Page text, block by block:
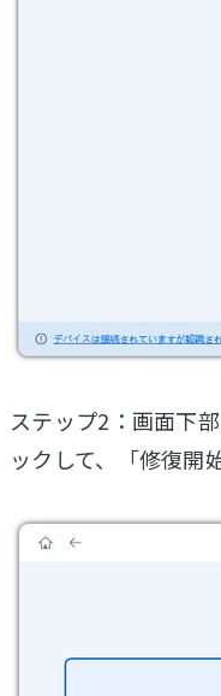
ステップ2：画面下
ックして、「修復開